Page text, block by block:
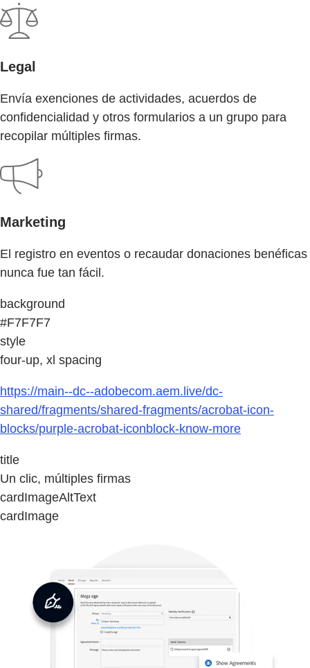
Legal
Envía exenciones de actividades, acuerdos de
confidencialidad y otros formularios a un grupo para
recopilar múltiples firmas.
Marketing
El registro en eventos o recaudar donaciones benéficas
nunca fue tan fácil.
background
#F7F7F7
style
four-up, xl spacing
https://main--dc--adobecom.aem.live/dc-
shared/fragments/shared-fragments/acrobat-icon-
blocks/purple-acrobat-iconblock-know-more
title
Un clic, múltiples firmas
cardImageAltText
cardImage